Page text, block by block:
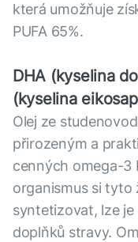
která umožňuje
PUFA 65%.
DHA (kyselina
(kyselina
Olej ze
přirozeným a
cenných omega-3
organismus si tyto
syntetizovat, lze
doplňků stravy.